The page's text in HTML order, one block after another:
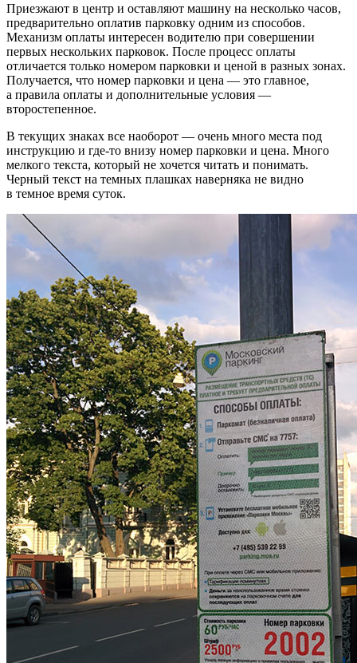
Приезжают в центр и оставляют машину на несколько часов,
предварительно оплатив парковку одним из способов.
Механизм оплаты интересен водителю при совершении
первых нескольких парковок. После процесс оплаты
отличается только номером парковки и ценой в разных зонах.
Получается, что номер парковки и цена — это главное,
а правила оплаты и дополнительные условия —
второстепенное.
В текущих знаках все наоборот — очень много места под
инструкцию и где-то внизу номер парковки и цена. Много
мелкого текста, который не хочется читать и понимать.
Черный текст на темных плашках наверняка не видно
в темное время суток.